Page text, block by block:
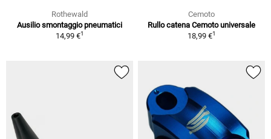
Rothewald
Ausilio smontaggio pneumatici
14,99 €1
Cemoto
Rullo catena Cemoto universale
18,99 €1